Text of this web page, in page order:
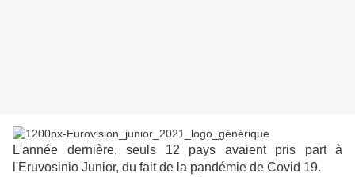
L'année dernière, seuls 12 pays avaient pris part à
l'Eruvosinio Junior, du fait de la pandémie de Covid 19.